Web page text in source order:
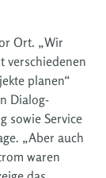
Ort. „Wir
verschiedenen
planen“
Dialog-
sowie Service
„Aber auch
waren